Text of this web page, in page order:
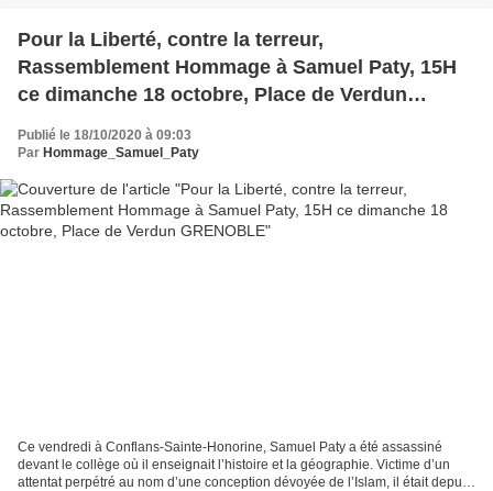
Pour la Liberté, contre la terreur,
Rassemblement Hommage à Samuel Paty, 15H
ce dimanche 18 octobre, Place de Verdun
GRENOBLE
Publié le 18/10/2020 à 09:03
Par Hommage_Samuel_Paty
Ce vendredi à Conflans-Sainte-Honorine, Samuel Paty a été assassiné
devant le collège où il enseignait l’histoire et la géographie. Victime d’un
attentat perpétré au nom d’une conception dévoyée de l’Islam, il était depuis